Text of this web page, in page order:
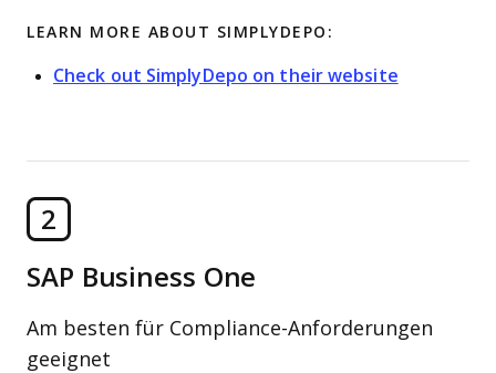
LEARN MORE ABOUT SIMPLYDEPO:
Check out SimplyDepo on their website
2
SAP Business One
Am besten für Compliance-Anforderungen
geeignet